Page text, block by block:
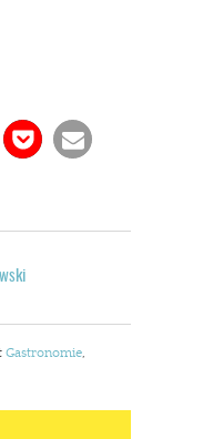
Gastronomie,